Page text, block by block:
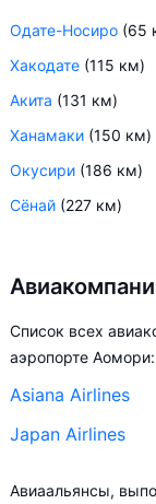
Одате-Носиро (65
Хакодате (115 км)
Акита (131 км)
Ханамаки (150 км)
Окусири (186 км)
Сёнай (227 км)
Список всех
аэропорте Аомори:
Asiana Airlines
Japan Airlines
Авиаальянсы,